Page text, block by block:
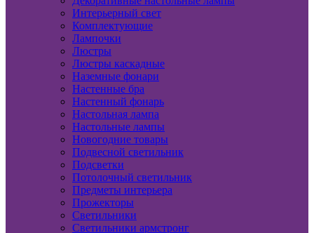
Интерьерный свет
Комплектующие
Лампочки
Люстры
Люстры каскадные
Наземные фонари
Настенные бра
Настенный фонарь
Настольная лампа
Настольные лампы
Новогодние товары
Подвесной светильник
Подсветки
Потолочный светильник
Предметы интерьера
Прожекторы
Светильники
Светильники армстронг